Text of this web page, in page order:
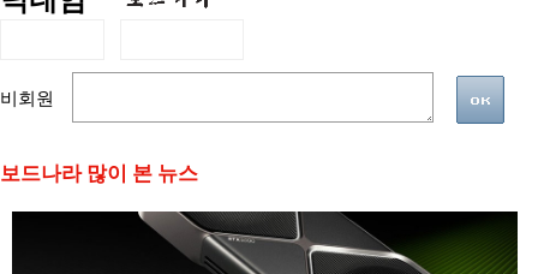
비회원
보드나라 많이 본 뉴스